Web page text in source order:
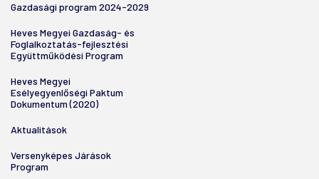
Gazdasági program 2024-2029
Heves Megyei Gazdaság- és
Foglalkoztatás-fejlesztési
Együttműködési Program
Heves Megyei
Esélyegyenlőségi Paktum
Dokumentum (2020)
Aktualitások
Versenyképes Járások
Program